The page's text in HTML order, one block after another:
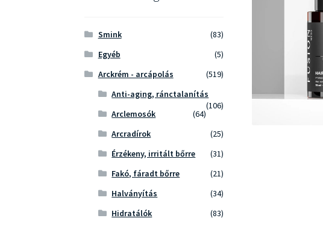
Smink
(83)
Egyéb
(5)
Arckrém - arcápolás
(519)
Anti-aging, ránctalanítás
(106)
Arclemosók
(64)
Arcradírok
(25)
Érzékeny, irritált bőrre
(31)
Fakó, fáradt bőrre
(21)
Halványítás
(34)
Hidratálók
(83)